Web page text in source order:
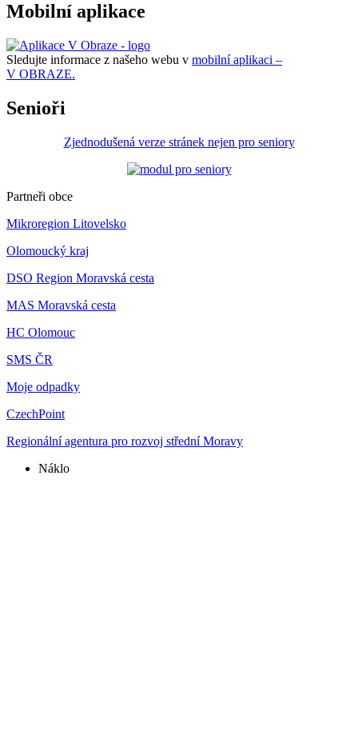
Mobilní aplikace
Sledujte informace z našeho webu v mobilní aplikaci –
V OBRAZE.
Senioři
Zjednodušená verze stránek nejen pro seniory
Partneři obce
Mikroregion Litovelsko
Olomoucký kraj
DSO Region Moravská cesta
MAS Moravská cesta
HC Olomouc
SMS ČR
Moje odpadky
CzechPoint
Regionální agentura pro rozvoj střední Moravy
Náklo